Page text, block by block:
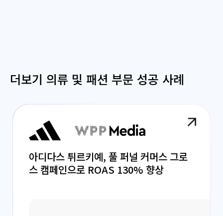
더보기 의류 및 패션 부문 성공 사례
아디다스 튀르키예, 풀 퍼널 커머스 그로
스 캠페인으로 ROAS 130% 향상